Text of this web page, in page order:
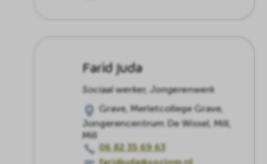
Farid Juda
Sociaal werker, Jongerenwerk
Grave, Merletcollege Grave,
Jongerencentrum De Wissel, Mill,
Mill
06 82 35 69 63